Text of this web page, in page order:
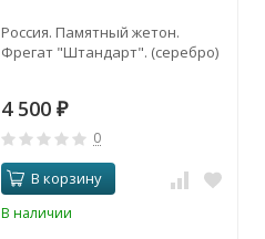
Россия. Памятный жетон.
Фрегат "Штандарт". (серебро)
4 500 ₽
0
В корзину
В наличии